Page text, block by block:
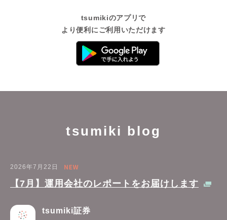
tsumikiのアプリで
より便利にご利用いただけます
tsumiki blog
2026年7月22日
【7月】運用会社のレポートをお届けします
tsumiki証券